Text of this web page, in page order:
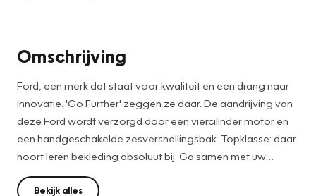
Omschrijving
Ford, een merk dat staat voor kwaliteit en een drang naar
innovatie. 'Go Further' zeggen ze daar. De aandrijving van
deze Ford wordt verzorgd door een viercilinder motor en
een handgeschakelde zesversnellingsbak. Topklasse: daar
hoort leren bekleding absoluut bij. Ga samen met uw
bijrijder lekker zitten in de verwarmbare voorstoelen. Stevig
ondersteund door de sportstoelen blijft u bij elke beweging
Bekijk alles